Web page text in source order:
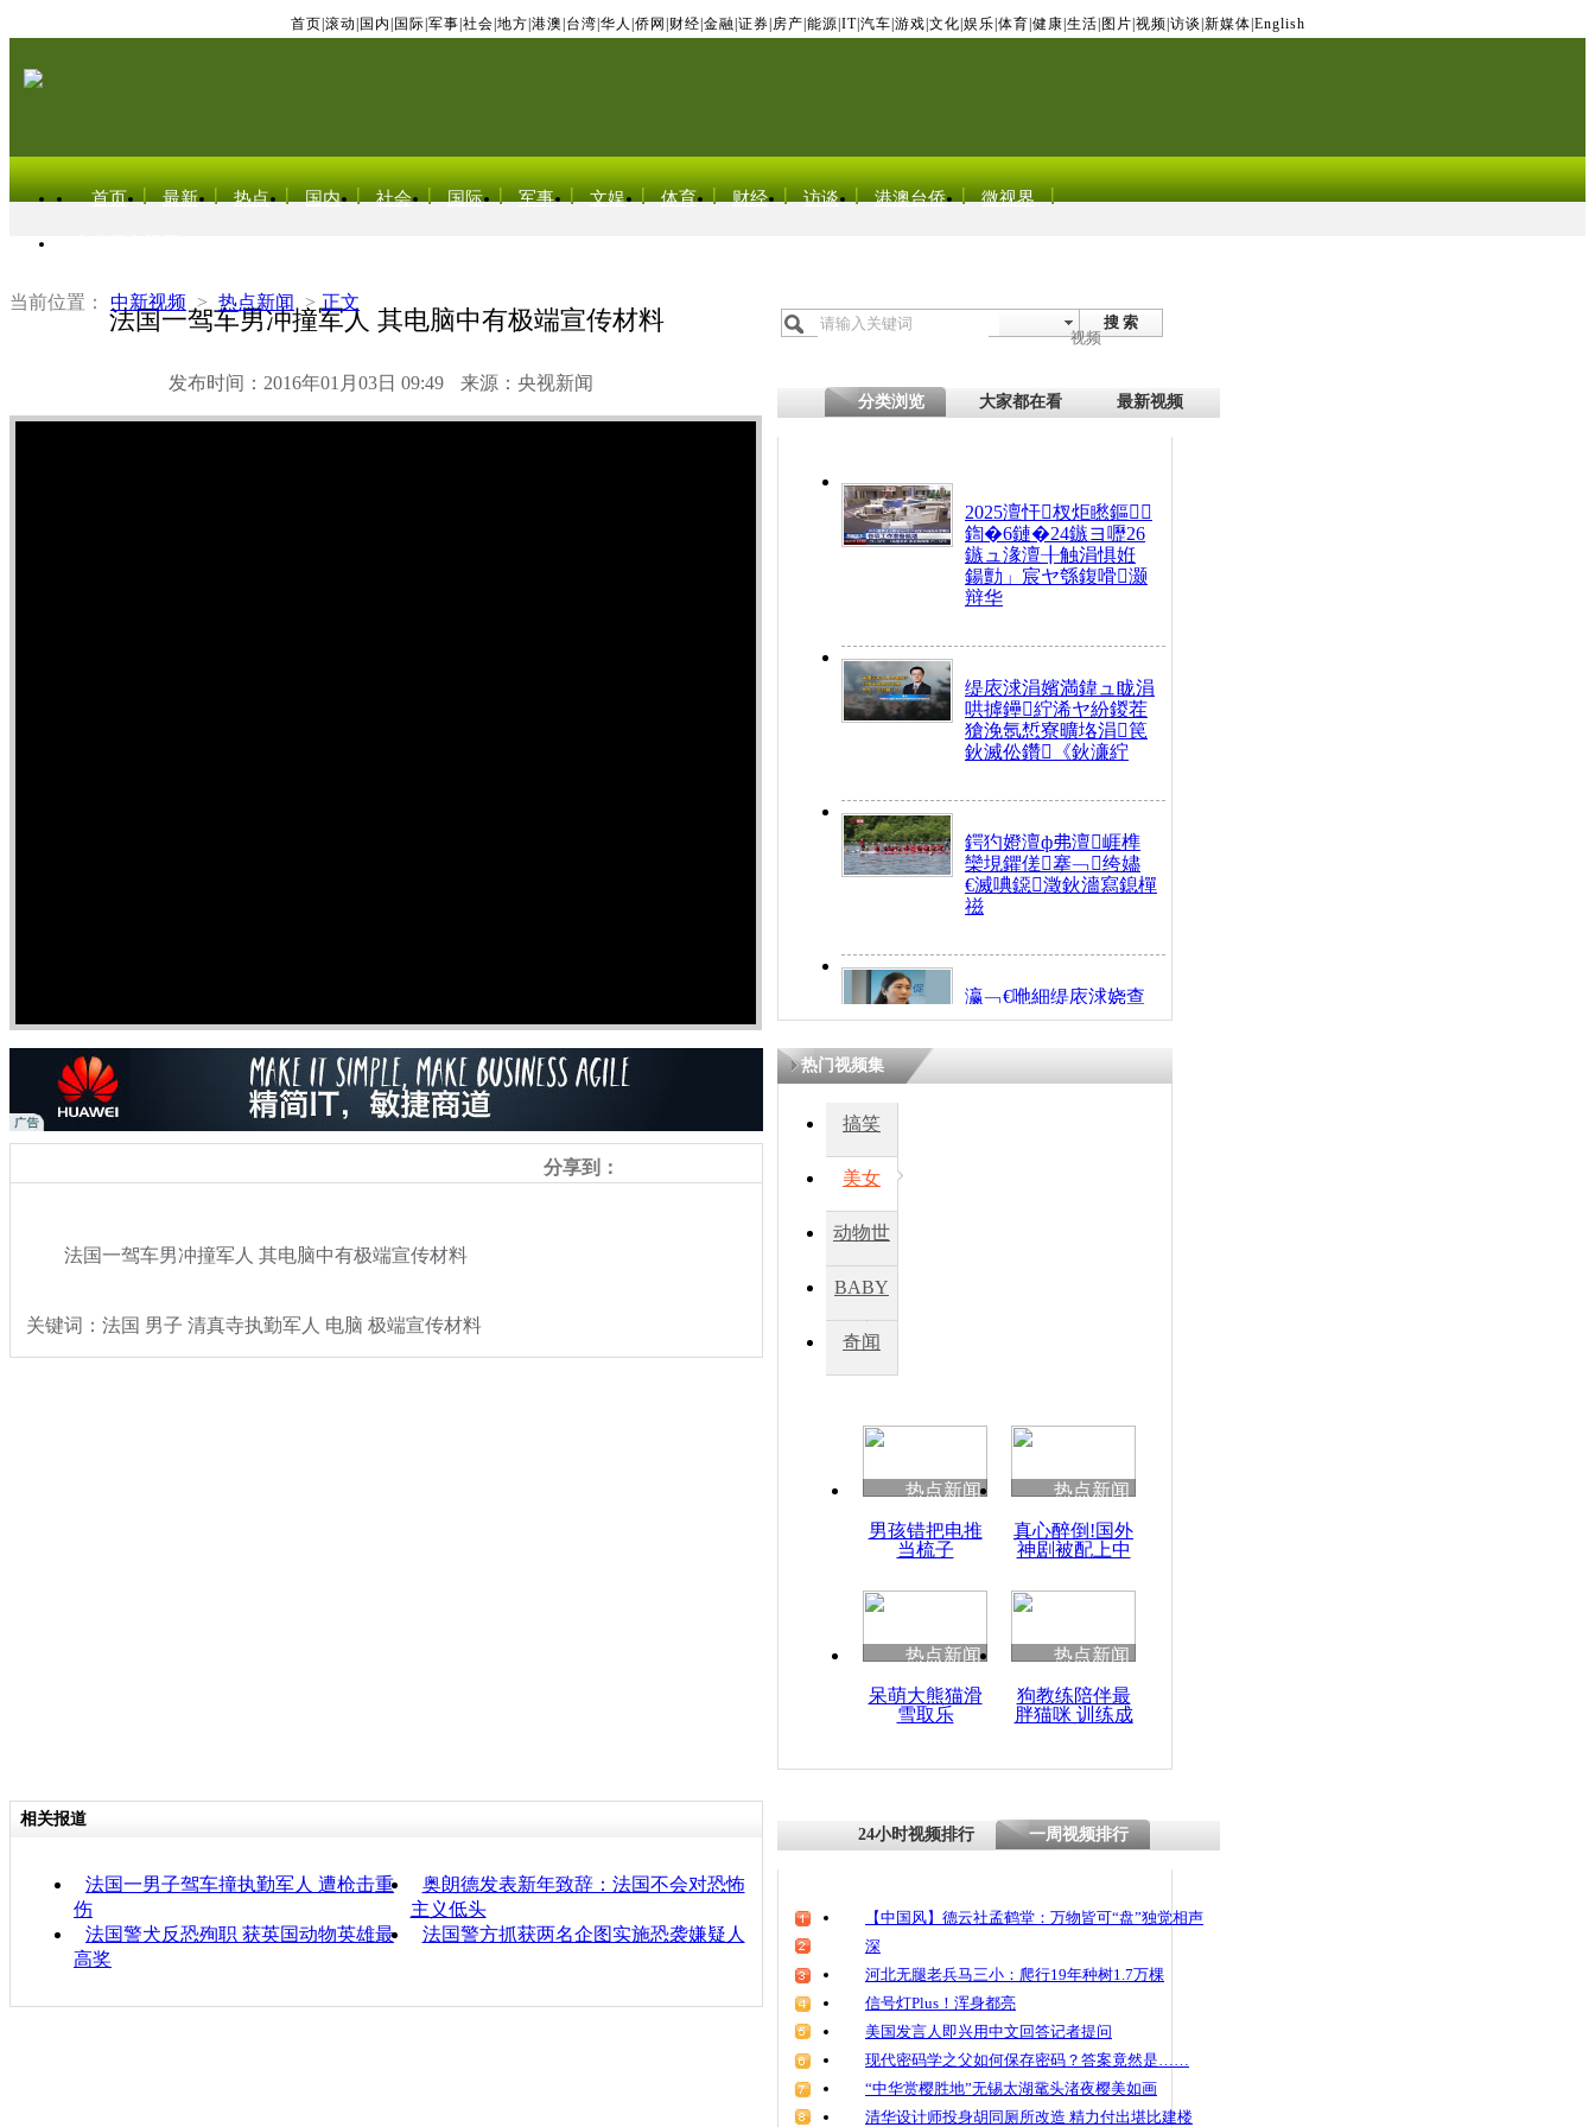
首页 滚动 国内 国际 军事 社会 地方 港澳 台湾 华人 侨网 财经 金融 证券 房产 能源 IT| 汽车 游戏 文化 娱乐 体育 健康 生活 图片 视频 访谈 新媒体 English
首页 最新 热点 国内 社会 国际 军事 文娱 体育 财经 访谈 港澳台侨 微视界
当前位置： 中新视频 > 热点新闻 > 正文
法国一驾车男冲撞军人 其电脑中有极端宣传材料
发布时间：2016年01月03日 09:49 来源：央视新闻
搜 索
视频
分类浏览 大家都在看 最新视频
2025澶忓杈炬矁鏂
鍧�6鏈�24鏃ヨ嚦26
鏃ュ湪澶╂触涓惧姙
鍚勯」宸ヤ綔鍑嗗灏
辩华
缇庡浗涓嬪満鍏ュ眬涓
哄摢鑸紵浠ヤ紛鍐茬
獊浼氬惁寮曠垎涓笢
鈥滅伀鑽《鈥濓紵
鍔犳嬁澶ф弗澶崕榫
欒垷鑺傞搴﹁绔嬧
€滅唺鐚澂鈥濇寫鎴樿
禌
瀛﹁€咃細缇庡浗娆查
€间笢鍗椾簹涓庝腑鍥
熷悎浣� 涓ㄥ浗闄呰
分享到：
法国一驾车男冲撞军人 其电脑中有极端宣传材料
关键词：法国 男子 清真寺执勤军人 电脑 极端宣传材料
热门视频集
搞笑
美女
动物世
BABY
秀
奇闻
热点新闻
男孩错把电推
当梳子
热点新闻
真心醉倒!国外
神剧被配上中
热点新闻
呆萌大熊猫滑
雪取乐
热点新闻
狗教练陪伴最
胖猫咪 训练成
相关报道
法国一男子驾车撞执勤军人 遭枪击重
伤
奥朗德发表新年致辞：法国不会对恐怖
主义低头
法国警犬反恐殉职 获英国动物英雄最
高奖
法国警方抓获两名企图实施恐袭嫌疑人
24小时视频排行 一周视频排行
【中国风】德云社孟鹤堂：万物皆可“盘”独觉相声
深
河北无腿老兵马三小：爬行19年种树1.7万棵
信号灯Plus！浑身都亮
美国发言人即兴用中文回答记者提问
现代密码学之父如何保存密码？答案竟然是……
“中华赏樱胜地”无锡太湖鼋头渚夜樱美如画
清华设计师投身胡同厕所改造 精力付出堪比建楼